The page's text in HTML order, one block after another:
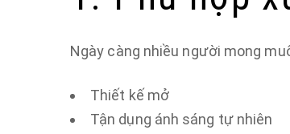
Ngày càng nhiều người mong
Thiết kế mở
Tận dụng ánh sáng tự nhiên